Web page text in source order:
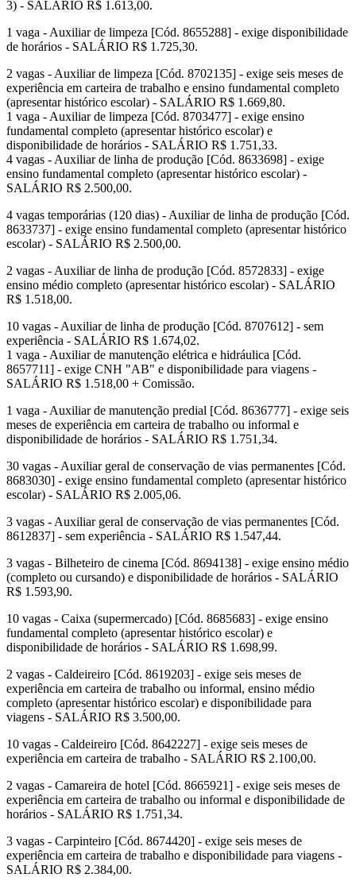
3) - SALÁRIO R$ 1.613,00.
1 vaga - Auxiliar de limpeza [Cód. 8655288] - exige disponibilidade
de horários - SALÁRIO R$ 1.725,30.
2 vagas - Auxiliar de limpeza [Cód. 8702135] - exige seis meses de
experiência em carteira de trabalho e ensino fundamental completo
(apresentar histórico escolar) - SALÁRIO R$ 1.669,80.
1 vaga - Auxiliar de limpeza [Cód. 8703477] - exige ensino
fundamental completo (apresentar histórico escolar) e
disponibilidade de horários - SALÁRIO R$ 1.751,33.
4 vagas - Auxiliar de linha de produção [Cód. 8633698] - exige
ensino fundamental completo (apresentar histórico escolar) -
SALÁRIO R$ 2.500,00.
4 vagas temporárias (120 dias) - Auxiliar de linha de produção [Cód.
8633737] - exige ensino fundamental completo (apresentar histórico
escolar) - SALÁRIO R$ 2.500,00.
2 vagas - Auxiliar de linha de produção [Cód. 8572833] - exige
ensino médio completo (apresentar histórico escolar) - SALÁRIO
R$ 1.518,00.
10 vagas - Auxiliar de linha de produção [Cód. 8707612] - sem
experiência - SALÁRIO R$ 1.674,02.
1 vaga - Auxiliar de manutenção elétrica e hidráulica [Cód.
8657711] - exige CNH "AB" e disponibilidade para viagens -
SALÁRIO R$ 1.518,00 + Comissão.
1 vaga - Auxiliar de manutenção predial [Cód. 8636777] - exige seis
meses de experiência em carteira de trabalho ou informal e
disponibilidade de horários - SALÁRIO R$ 1.751,34.
30 vagas - Auxiliar geral de conservação de vias permanentes [Cód.
8683030] - exige ensino fundamental completo (apresentar histórico
escolar) - SALÁRIO R$ 2.005,06.
3 vagas - Auxiliar geral de conservação de vias permanentes [Cód.
8612837] - sem experiência - SALÁRIO R$ 1.547,44.
3 vagas - Bilheteiro de cinema [Cód. 8694138] - exige ensino médio
(completo ou cursando) e disponibilidade de horários - SALÁRIO
R$ 1.593,90.
10 vagas - Caixa (supermercado) [Cód. 8685683] - exige ensino
fundamental completo (apresentar histórico escolar) e
disponibilidade de horários - SALÁRIO R$ 1.698,99.
2 vagas - Caldeireiro [Cód. 8619203] - exige seis meses de
experiência em carteira de trabalho ou informal, ensino médio
completo (apresentar histórico escolar) e disponibilidade para
viagens - SALÁRIO R$ 3.500,00.
10 vagas - Caldeireiro [Cód. 8642227] - exige seis meses de
experiência em carteira de trabalho - SALÁRIO R$ 2.100,00.
2 vagas - Camareira de hotel [Cód. 8665921] - exige seis meses de
experiência em carteira de trabalho ou informal e disponibilidade de
horários - SALÁRIO R$ 1.751,34.
3 vagas - Carpinteiro [Cód. 8674420] - exige seis meses de
experiência em carteira de trabalho e disponibilidade para viagens -
SALÁRIO R$ 2.384,00.